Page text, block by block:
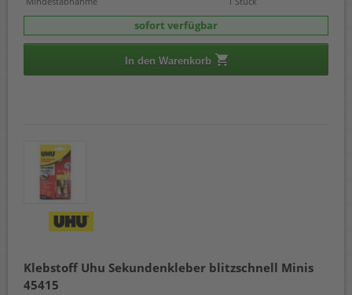
sofort verfügbar
In den Warenkorb
Klebstoff Uhu Sekundenkleber blitzschnell Minis
45415